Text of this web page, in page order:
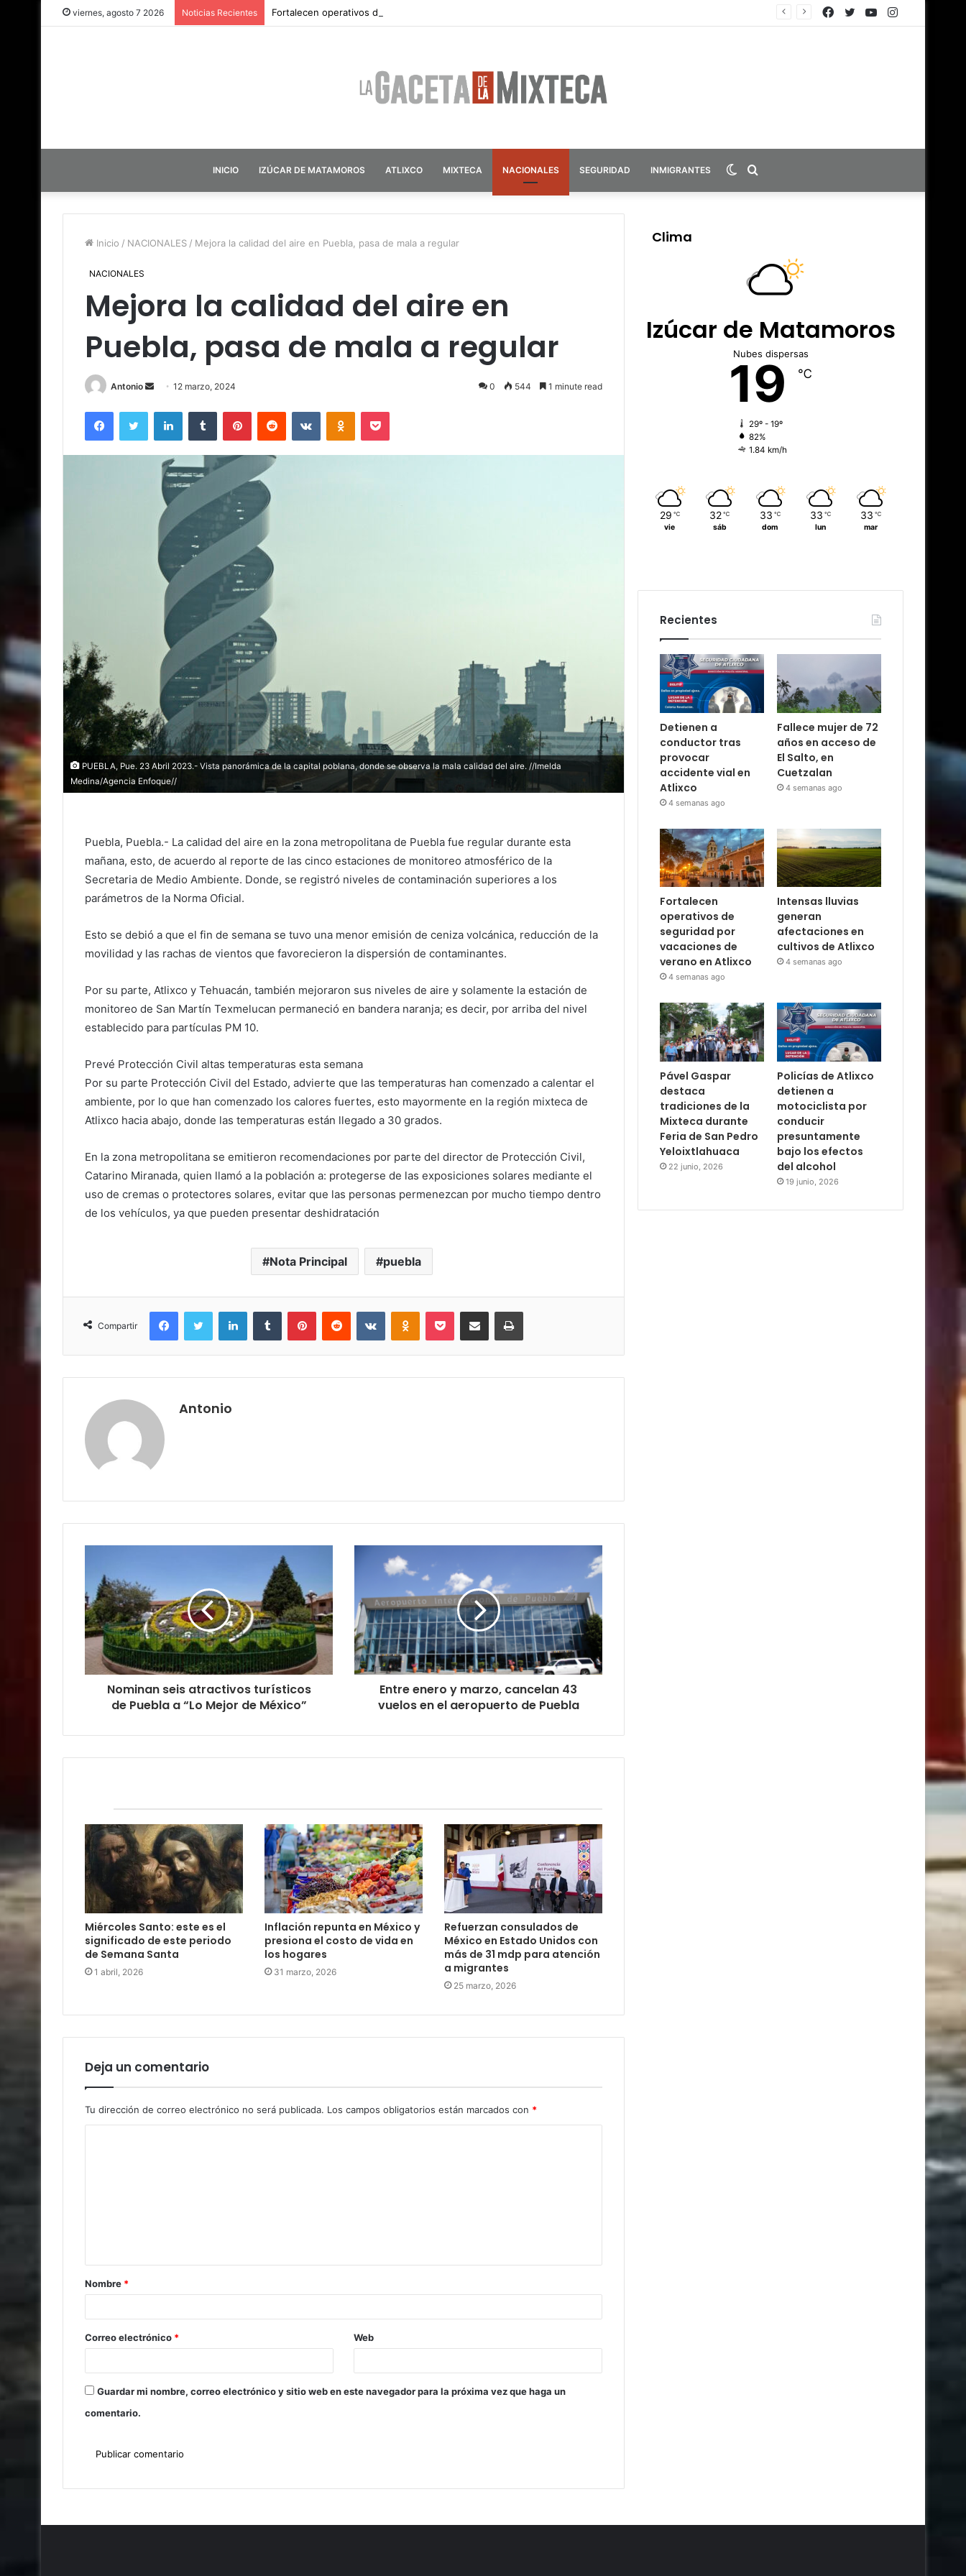
viernes, agosto 7 2026 Noticias Recientes Fortalecen operativos de seguridad por vacaciones de verano en Atlixco Instagram
YouTube
Twitter
Facebook
INICIO IZÚCAR DE MATAMOROS ATLIXCO MIXTECA NACIONALES SEGURIDAD INMIGRANTES Switch
Inicio / NACIONALES / Mejora la calidad del aire en Puebla, pasa de mala a regular
NACIONALES
Mejora la calidad del aire en
Puebla, pasa de mala a regular
Antonio
Send
email
12 marzo, 2024 0 544 1 minute read
FacebookTwitter LinkedInTumblr PinterestReddit VKontakteOdnoklassniki
Pocket
PUEBLA, Pue. 23 Abril 2023.- Vista panorámica de la capital poblana, donde se observa la mala calidad del aire. //Imelda
Medina/Agencia Enfoque//
Puebla, Puebla.- La calidad del aire en la zona metropolitana de Puebla fue regular durante esta
mañana, esto, de acuerdo al reporte de las cinco estaciones de monitoreo atmosférico de la
Secretaria de Medio Ambiente. Donde, se registró niveles de contaminación superiores a los
parámetros de la Norma Oficial.
Esto se debió a que el fin de semana se tuvo una menor emisión de ceniza volcánica, reducción de la
movilidad y las rachas de vientos que favorecieron la dispersión de contaminantes.
Por su parte, Atlixco y Tehuacán, también mejoraron sus niveles de aire y solamente la estación de
monitoreo de San Martín Texmelucan permaneció en bandera naranja; es decir, por arriba del nivel
establecido para partículas PM 10.
Prevé Protección Civil altas temperaturas esta semana
Por su parte Protección Civil del Estado, advierte que las temperaturas han comenzado a calentar el
ambiente, por lo que han comenzado los calores fuertes, esto mayormente en la región mixteca de
Atlixco hacia abajo, donde las temperaturas están llegado a 30 grados.
En la zona metropolitana se emitieron recomendaciones por parte del director de Protección Civil,
Catarino Miranada, quien llamó a la población a: protegerse de las exposiciones solares mediante el
uso de cremas o protectores solares, evitar que las personas permenezcan por mucho tiempo dentro
de los vehículos, ya que pueden presentar deshidratación
Nota Principal puebla
Compartir
FacebookTwitter LinkedInTumblr PinterestReddit VKontakteOdnoklassniki
Pocket Share via Email Print
Antonio
Nominan seis atractivos turísticos
de Puebla a “Lo Mejor de México”
Entre enero y marzo, cancelan 43
vuelos en el aeropuerto de Puebla
Miércoles Santo: este es el
significado de este periodo
de Semana Santa
1 abril, 2026
Inflación repunta en México y
presiona el costo de vida en
los hogares
31 marzo, 2026
Refuerzan consulados de
México en Estado Unidos con
más de 31 mdp para atención
a migrantes
25 marzo, 2026
Deja un comentario
Tu dirección de correo electrónico no será publicada. Los campos obligatorios están marcados con *
Nombre *
Correo electrónico * Web
Guardar mi nombre, correo electrónico y sitio web en este navegador para la próxima vez que haga un
comentario.
Clima
Izúcar de Matamoros
Nubes dispersas
19 ℃
29º - 19º
82%
1.84 km/h
29 ℃
vie
32 ℃
sáb
33 ℃
dom
33 ℃
lun
33 ℃
mar
Recientes
Detienen a
conductor tras
provocar
accidente vial en
Atlixco
4 semanas ago
Fallece mujer de 72
años en acceso de
El Salto, en
Cuetzalan
4 semanas ago
Fortalecen
operativos de
seguridad por
vacaciones de
verano en Atlixco
4 semanas ago
Intensas lluvias
generan
afectaciones en
cultivos de Atlixco
4 semanas ago
Pável Gaspar
destaca
tradiciones de la
Mixteca durante
Feria de San Pedro
Yeloixtlahuaca
22 junio, 2026
Policías de Atlixco
detienen a
motociclista por
conducir
presuntamente
bajo los efectos
del alcohol
19 junio, 2026